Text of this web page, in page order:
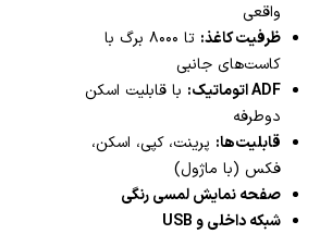
واقعی
ظرفیت کاغذ:
تا ۸۰۰۰ برگ با
کاست‌های جانبی
ADF اتوماتیک:
با قابلیت اسکن
دوطرفه
قابلیت‌ها: پرینت، کپی، اسکن،
فکس (با ماژول)
صفحه نمایش لمسی رنگی
شبکه داخلی و USB